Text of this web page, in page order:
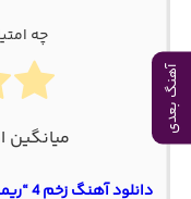
آهنگ بعدی
چه
میانگین